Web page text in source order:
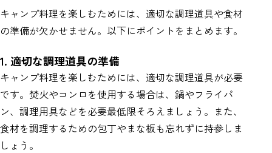
キャンプ料理を楽しむためには、適切な調理道具や食材
の準備が欠かせません。以下にポイントをまとめます。
1. 適切な調理道具の準備
キャンプ料理を楽しむためには、適切な調理道具が必要
です。焚火やコンロを使用する場合は、鍋やフライパ
ン、調理用具などを必要最低限そろえましょう。また、
食材を調理するための包丁やまな板も忘れずに持参しま
しょう。